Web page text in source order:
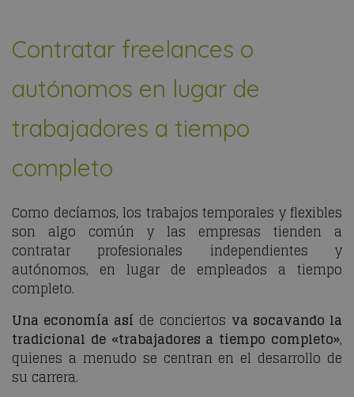
Contratar freelances o
autónomos en lugar de
trabajadores a tiempo
completo
Como decíamos, los trabajos temporales y flexibles
son algo común y las empresas tienden a
contratar profesionales independientes y
autónomos, en lugar de empleados a tiempo
completo.
Una economía así de conciertos va socavando la
tradicional de «trabajadores a tiempo completo»,
quienes a menudo se centran en el desarrollo de
su carrera.